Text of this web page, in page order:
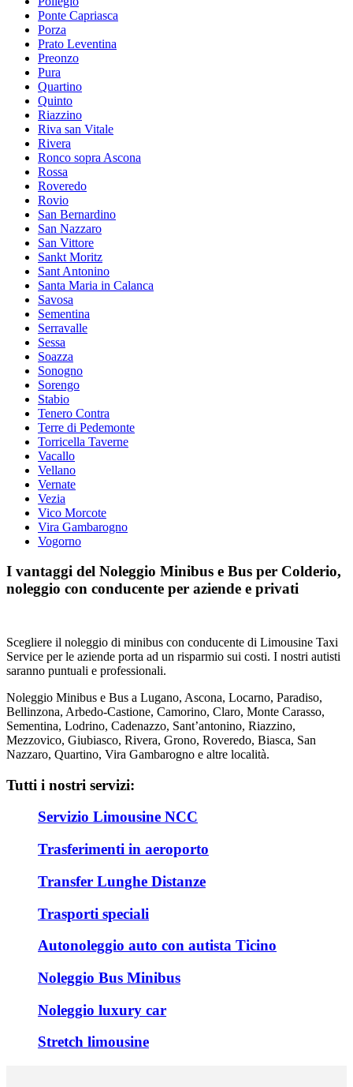
Ponte Capriasca
Porza
Prato Leventina
Preonzo
Pura
Quartino
Quinto
Riazzino
Riva san Vitale
Rivera
Ronco sopra Ascona
Rossa
Roveredo
Rovio
San Bernardino
San Nazzaro
San Vittore
Sankt Moritz
Sant Antonino
Santa Maria in Calanca
Savosa
Sementina
Serravalle
Sessa
Soazza
Sonogno
Sorengo
Stabio
Tenero Contra
Terre di Pedemonte
Torricella Taverne
Vacallo
Vellano
Vernate
Vezia
Vico Morcote
Vira Gambarogno
Vogorno
I vantaggi del Noleggio Minibus e Bus per Colderio,
noleggio con conducente per aziende e privati
Scegliere il noleggio di minibus con conducente di Limousine Taxi
Service per le aziende porta ad un risparmio sui costi. I nostri autisti
saranno puntuali e professionali.
Noleggio Minibus e Bus a Lugano, Ascona, Locarno, Paradiso,
Bellinzona, Arbedo-Castione, Camorino, Claro, Monte Carasso,
Sementina, Lodrino, Cadenazzo, Sant’antonino, Riazzino,
Mezzovico, Giubiasco, Rivera, Grono, Roveredo, Biasca, San
Nazzaro, Quartino, Vira Gambarogno e altre località.
Tutti i nostri servizi:
Servizio Limousine NCC
Trasferimenti in aeroporto
Transfer Lunghe Distanze
Trasporti speciali
Autonoleggio auto con autista Ticino
Noleggio Bus Minibus
Noleggio luxury car
Stretch limousine